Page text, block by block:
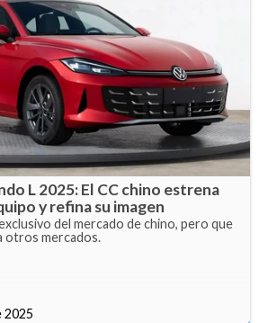
L 2025: El CC chino estrena
y refina su imagen
del mercado de chino, pero que
otros mercados.
2025